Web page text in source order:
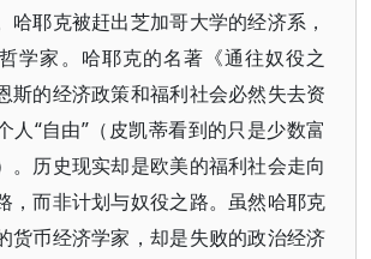
哈耶克被赶出芝加哥大学的经济系，
学家。哈耶克的名著《通往奴役之
斯的经济政策和福利社会必然失去资
人“自由”（皮凯蒂看到的只是少数富
。历史现实却是欧美的福利社会走向
，而非计划与奴役之路。虽然哈耶克
货币经济学家，却是失败的政治经济